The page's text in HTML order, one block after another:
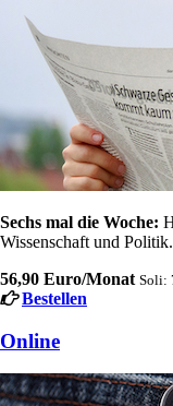
Sechs mal die Woche:
Wissenschaft und
56,90 Euro/Monat Soli:
Bestellen
Online